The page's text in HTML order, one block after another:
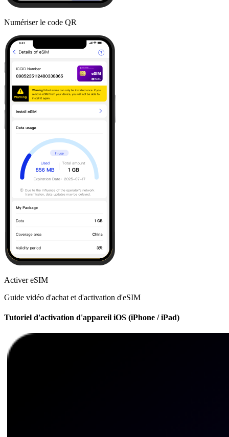
Numériser le code QR
Activer eSIM
Guide vidéo d'achat et d'activation d'eSIM
Tutoriel d'activation d'appareil iOS (iPhone / iPad)